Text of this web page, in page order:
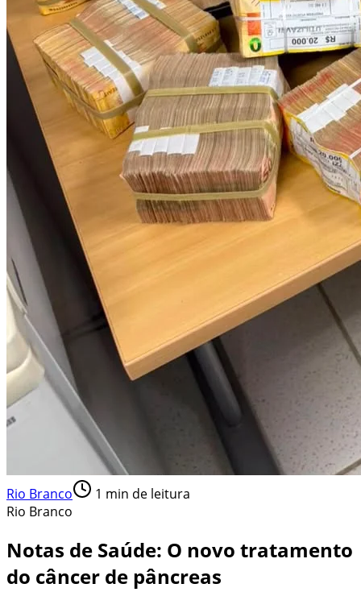
Rio Branco 1 min de leitura
Rio Branco
Notas de Saúde: O novo tratamento
do câncer de pâncreas